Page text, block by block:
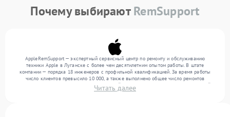
Почему выбираютRemSupport
AppleRemSupport — экспертный сервисный центр по ремонту и обслуживанию
техники Apple в Луганске с более чем десятилетним опытом работы. В штате
компании — порядка 18 инженеров с профильной квалификацией. За время работы
число клиентов превысило 10 000, а также выполнено общее число ремонтов
превысило 12 000. Ежемесячно в сервисный центр поступает более 300 обращений,
включая , , . Мы устраняем поломки любой сложности и обеспечиваем надежный
Читать далее